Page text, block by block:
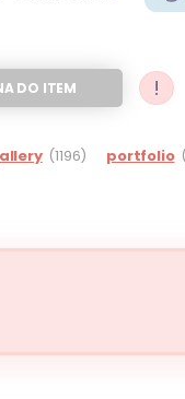
DO ITEM !
(1196) portfolio